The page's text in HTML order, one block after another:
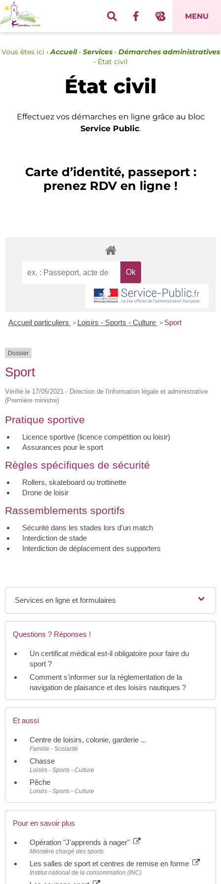
MENU
Vous êtes ici › Accueil• Services• Démarches administratives
• État civil
État civil
Effectuez vos démarches en ligne grâce au bloc
Service Public.
Carte d’identité, passeport :
prenez RDV en ligne !
Accueil particuliers > Loisirs - Sports - Culture > Sport
Dossier
Sport
Vérifié le 17/05/2021 - Direction de l'information légale et administrative
(Première ministre)
Pratique sportive
Licence sportive (licence compétition ou loisir)
Assurances pour le sport
Règles spécifiques de sécurité
Rollers, skateboard ou trottinette
Drone de loisir
Rassemblements sportifs
Sécurité dans les stades lors d'un match
Interdiction de stade
Interdiction de déplacement des supporters
Services en ligne et formulaires
Questions ? Réponses !
Un certificat médical est-il obligatoire pour faire du
sport ?
Comment s'informer sur la réglementation de la
navigation de plaisance et des loisirs nautiques ?
Et aussi
Centre de loisirs, colonie, garderie ...
Famille - Scolarité
Chasse
Loisirs - Sports - Culture
Pêche
Loisirs - Sports - Culture
Pour en savoir plus
Opération "J'apprends à nager"
Ministère chargé des sports
Les salles de sport et centres de remise en forme
Institut national de la consommation (INC)
Panneau de gestion des cookies